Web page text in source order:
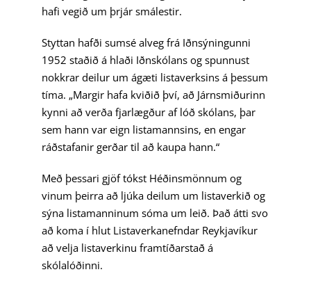
hafi vegið um þrjár smálestir.
Styttan hafði sumsé alveg frá Iðnsýningunni
1952 staðið á hlaði Iðnskólans og spunnust
nokkrar deilur um ágæti listaverksins á þessum
tíma. „Margir hafa kviðið því, að Járnsmiðurinn
kynni að verða fjarlægður af lóð skólans, þar
sem hann var eign listamannsins, en engar
ráðstafanir gerðar til að kaupa hann.“
Með þessari gjöf tókst Héðinsmönnum og
vinum þeirra að ljúka deilum um listaverkið og
sýna listamanninum sóma um leið. Það átti svo
að koma í hlut Listaverkanefndar Reykjavíkur
að velja listaverkinu framtíðarstað á
skólalóðinni.